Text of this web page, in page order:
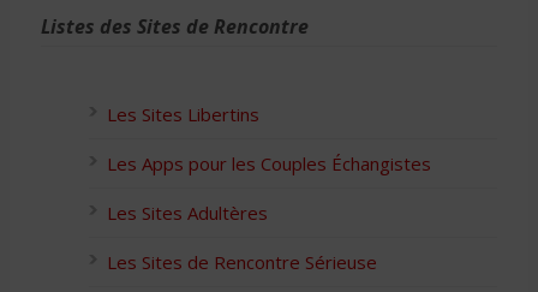
Listes des Sites de Rencontre
Les Sites Libertins
Les Apps pour les Couples Échangistes
Les Sites Adultères
Les Sites de Rencontre Sérieuse